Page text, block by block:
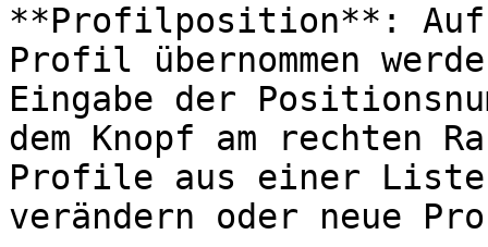
**Profilposition**: Auf
Profil übernommen
Eingabe der
dem Knopf am rechten
Profile aus einer Liste
verändern oder neue